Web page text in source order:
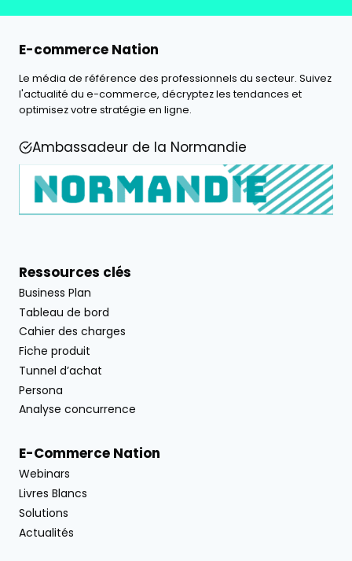
E-commerce Nation
Le média de référence des professionnels du secteur. Suivez
l'actualité du e-commerce, décryptez les tendances et
optimisez votre stratégie en ligne.
Ambassadeur de la Normandie
Ressources clés
Business Plan
Tableau de bord
Cahier des charges
Fiche produit
Tunnel d’achat
Persona
Analyse concurrence
E-Commerce Nation
Webinars
Livres Blancs
Solutions
Actualités